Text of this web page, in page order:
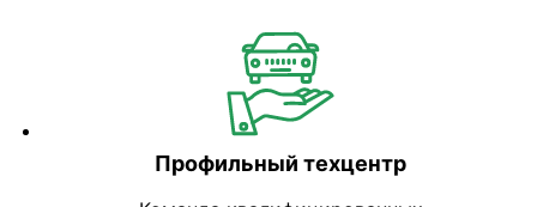
Профильный техцентр